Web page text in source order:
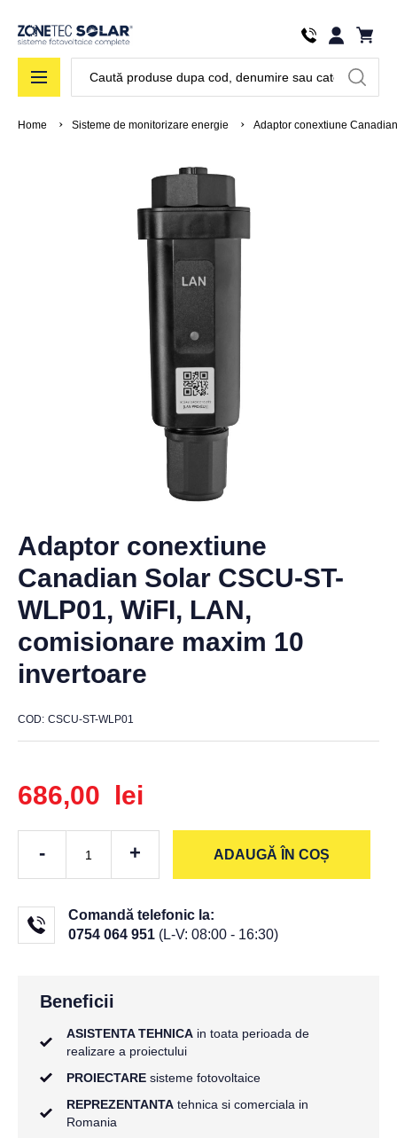
Home Sisteme de monitorizare energie Adaptor conextiune
Adaptor conextiune
Canadian Solar CSCU-ST-
WLP01, WiFI, LAN,
comisionare maxim 10
invertoare
COD CSCU-ST-WLP01
686,00 lei
- + ADAUGĂ ÎN COȘ
Comandă telefonic la:
0754 064 951 (L-V: 08:00 - 16:30)
Beneficii
ASISTENTA TEHNICA in toata perioada de
realizare a proiectului
PROIECTARE sisteme fotovoltaice
REPREZENTANTA tehnica si comerciala in
Romania